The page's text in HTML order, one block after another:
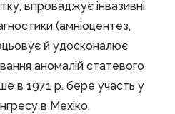
впроваджує інвазивні
(амніоцентез,
й удосконалює
аномалій статевого
в 1971 р. бере участь у
в Мехіко.